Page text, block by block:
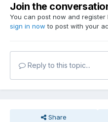
Join the
You can post now and
sign in now to post with your
Reply to this topic...
Share